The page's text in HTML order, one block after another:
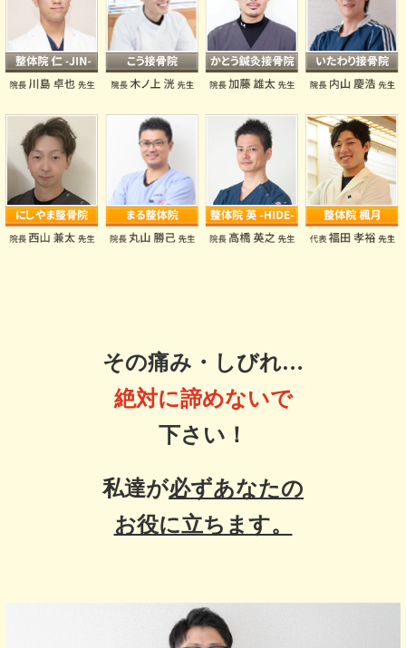
その痛み・しびれ…
絶対に諦めないで
下さい！
私達が必ずあなたの
お役に立ちます。